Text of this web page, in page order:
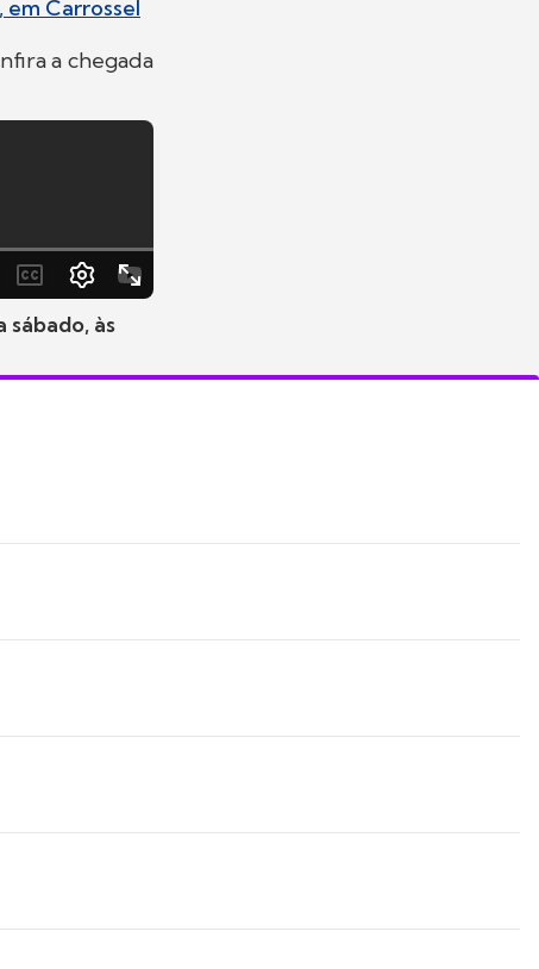
em Carrossel
a chegada
sábado, às